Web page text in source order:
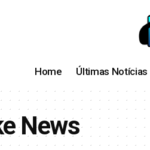
Home Últimas Notícias
News